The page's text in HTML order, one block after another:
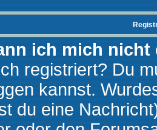
ich mich nicht
registriert? Du
kannst.
du eine